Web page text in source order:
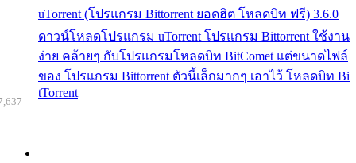
uTorrent (โปรแกรม Bittorrent ยอดฮิต โหลดบิท ฟรี) 3.6.0
ดาวน์โหลดโปรแกรม uTorrent โปรแกรม Bittorrent ใช้งาน
ง่าย คล้ายๆ กับโปรแกรมโหลดบิท BitComet แต่ขนาดไฟล์
ของ โปรแกรม Bittorrent ตัวนี้เล็กมากๆ เอาไว้ โหลดบิท Bi
tTorrent